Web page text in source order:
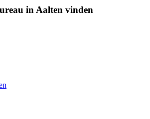
in Aalten vinden